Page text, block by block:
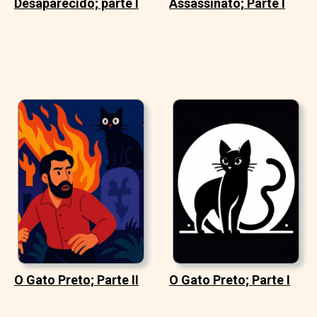
Desaparecido; parte I
Assassinato; Parte I
O Gato Preto; Parte II O Gato Preto; Parte I